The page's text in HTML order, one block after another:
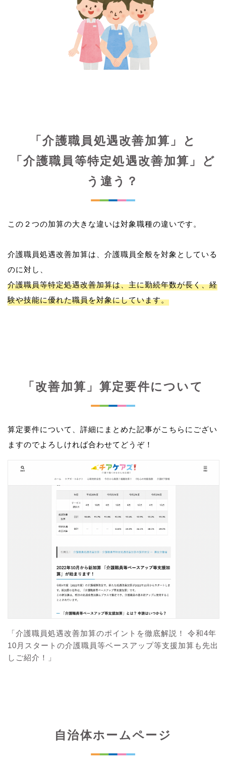
「介護職員処遇改善加算」と
「介護職員等特定処遇改善加算」ど
う違う？
この２つの加算の大きな違いは対象職種の違いです。
介護職員処遇改善加算は、介護職員全般を対象としている
介護職員等特定処遇改善加算は、主に勤続年数が長く、経
験や技能に優れた職員を対象にしています。
「改善加算」算定要件について
算定要件について、詳細にまとめた記事がこちらにござい
ますのでよろしければ合わせてどうぞ！
「介護職員処遇改善加算のポイントを徹底解説！ 令和4年
10月スタートの介護職員等ベースアップ等支援加算も先出
しご紹介！」
自治体ホームページ